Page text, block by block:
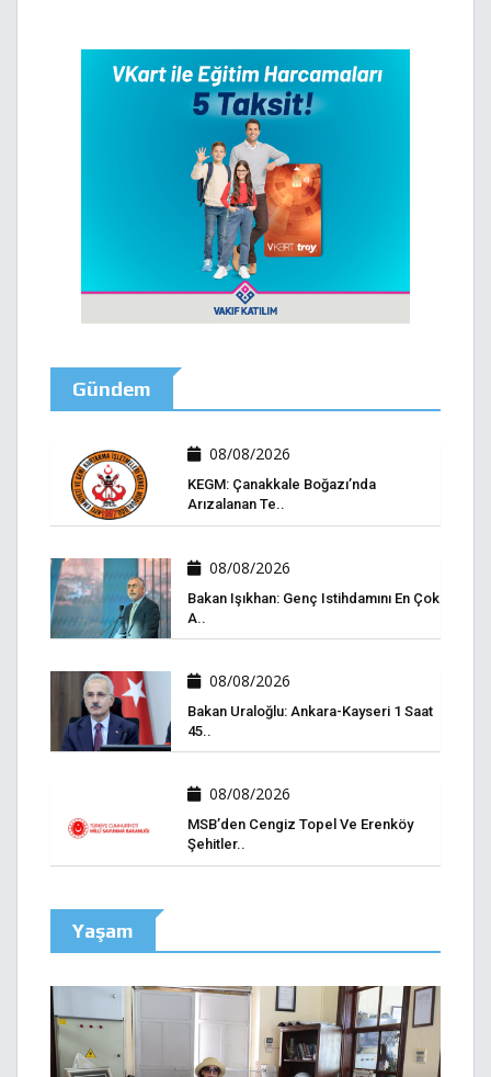
Gündem
08/08/2026
KEGM: Çanakkale Boğazı’nda
Arızalanan Te..
08/08/2026
Bakan Işıkhan: Genç Istihdamını En Çok
A..
08/08/2026
Bakan Uraloğlu: Ankara-Kayseri 1 Saat
45..
08/08/2026
MSB’den Cengiz Topel Ve Erenköy
Şehitler..
Yaşam